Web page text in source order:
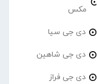
مکس
دی جی سیا
دی جی شاهین
دی جی فراز